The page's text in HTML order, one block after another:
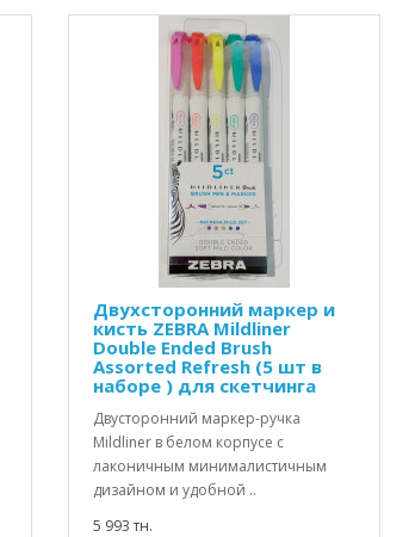
Двухсторонний маркер и
кисть ZEBRA Mildliner
Double Ended Brush
Assorted Refresh (5 шт в
наборе ) для скетчинга
Двусторонний маркер-ручка
Mildliner в белом корпусе с
лаконичным минималистичным
дизайном и удобной ..
5 993 тн.